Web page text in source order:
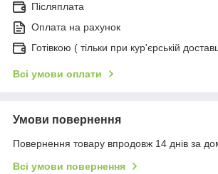
Післяплата
Оплата на рахунок
Готівкою ( тільки при кур'єрській
Всі умови оплати
Умови повернення
Повернення товару впродовж 14 днів за
Всі умови повернення